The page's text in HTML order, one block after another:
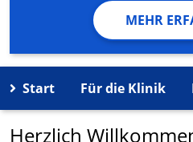
MEHR
Start Für die Klinik
Herzlich